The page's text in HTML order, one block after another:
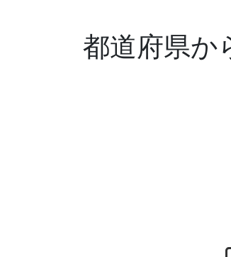
都道府県か